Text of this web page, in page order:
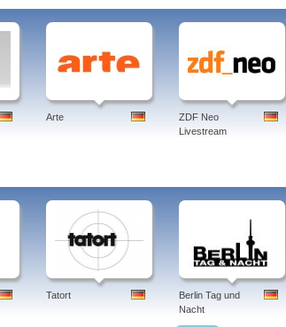
Arte
ZDF Neo
Livestream
Tatort
Berlin Tag und
Nacht